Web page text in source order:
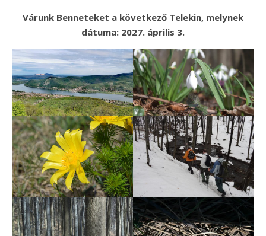
Várunk Benneteket a következő Telekin, melynek
dátuma: 2027. április 3.